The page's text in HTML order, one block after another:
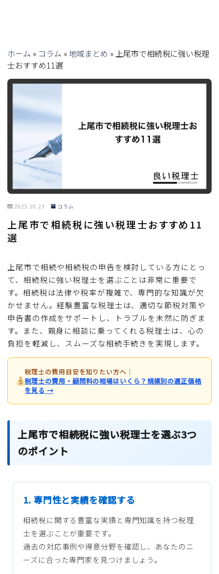
ホーム » コラム » 地域まとめ »上尾市で相続税に強い税理
士おすすめ11選
2025.10.23 コラム
上尾市で相続税に強い税理士おすすめ11
選
上尾市で相続や相続税の申告を検討している方にとっ
て、相続税に強い税理士を選ぶことは非常に重要で
す。相続税は法律や税率が複雑で、専門的な知識が欠
かせません。経験豊富な税理士は、適切な節税対策や
申告書の作成をサポートし、トラブルを未然に防ぎま
す。また、親身に相談に乗ってくれる税理士は、心の
負担を軽減し、スムーズな相続手続きを実現します。
税理士の費用目安を知りたい方へ ｜
税理士の費用・顧問料の相場はいくら？規模別の適正価格
を見る →
上尾市で相続税に強い税理士を選ぶ3つ
のポイント
1. 専門性と実績を確認する
相続税に関する豊富な実績と専門知識を持つ税理
士を選ぶことが重要です。
過去の対応事例や得意分野を確認し、あなたのニ
ーズに合った専門家を見つけましょう。